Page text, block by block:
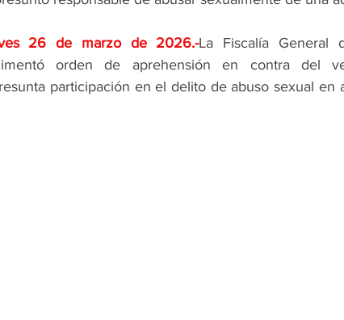
26 de marzo de 2026.-La Fiscalía General
orden de aprehensión en contra del
participación en el delito de abuso sexual en